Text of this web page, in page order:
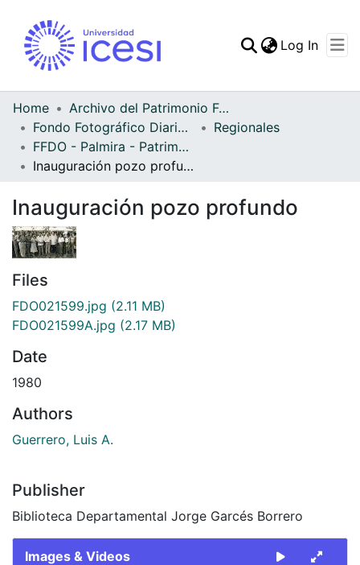
Statistics
Log In
Home
Archivo del Patrimonio Fotográfico y Fílmico del Valle del Cauca
Fondo Fotográfico Diario Occidente
Regionales
FFDO - Palmira - Patrimonial
Inauguración pozo profundo
Inauguración pozo profundo
Files
FDO021599.jpg (2.11 MB)
FDO021599A.jpg (2.17 MB)
Date
1980
Authors
Guerrero, Luis A.
Publisher
Biblioteca Departamental Jorge Garcés Borrero
Images & Videos